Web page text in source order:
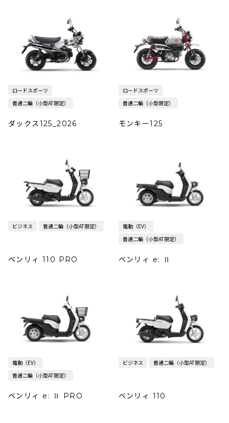
ロードスポーツ
普通二輪（小型AT限定）
ダックス125_2026
ロードスポーツ
普通二輪（小型限定）
モンキー125
ビジネス 普通二輪（小型AT限定）
ベンリィ 110 PRO
電動（EV）
普通二輪（小型AT限定）
ベンリィ e: Ⅱ
電動（EV）
普通二輪（小型AT限定）
ベンリィ e: Ⅱ PRO
ビジネス 普通二輪（小型AT限定）
ベンリィ 110